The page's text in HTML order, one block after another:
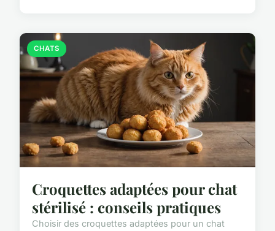
CHATS
Croquettes adaptées pour chat
stérilisé : conseils pratiques
Choisir des croquettes adaptées pour un chat